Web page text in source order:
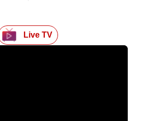
Live TV